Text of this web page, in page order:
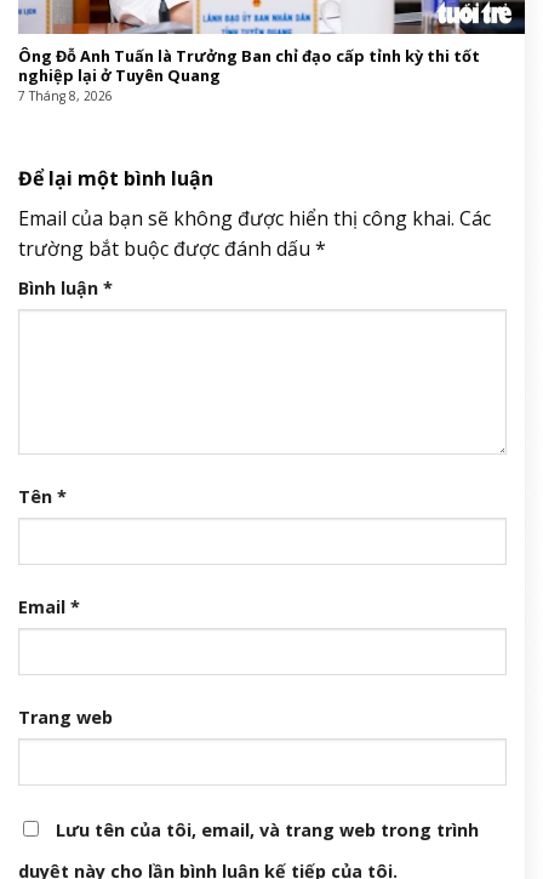
Ông Đỗ Anh Tuấn là Trưởng Ban chỉ đạo cấp tỉnh kỳ thi tốt
nghiệp lại ở Tuyên Quang
7 Tháng 8, 2026
Để lại một bình luận
Email của bạn sẽ không được hiển thị công khai. Các
trường bắt buộc được đánh dấu *
Bình luận *
Tên *
Email *
Trang web
Lưu tên của tôi, email, và trang web trong trình
duyệt này cho lần bình luận kế tiếp của tôi.